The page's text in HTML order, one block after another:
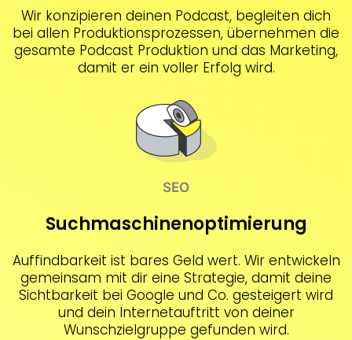
Wir konzipieren deinen Podcast, begleiten dich
bei allen Produktionsprozessen, übernehmen die
gesamte Podcast Produktion und das Marketing,
damit er ein voller Erfolg wird.
SEO
Suchmaschinenoptimierung
Auffindbarkeit ist bares Geld wert. Wir entwickeln
gemeinsam mit dir eine Strategie, damit deine
Sichtbarkeit bei Google und Co. gesteigert wird
und dein Internetauftritt von deiner
Wunschzielgruppe gefunden wird.